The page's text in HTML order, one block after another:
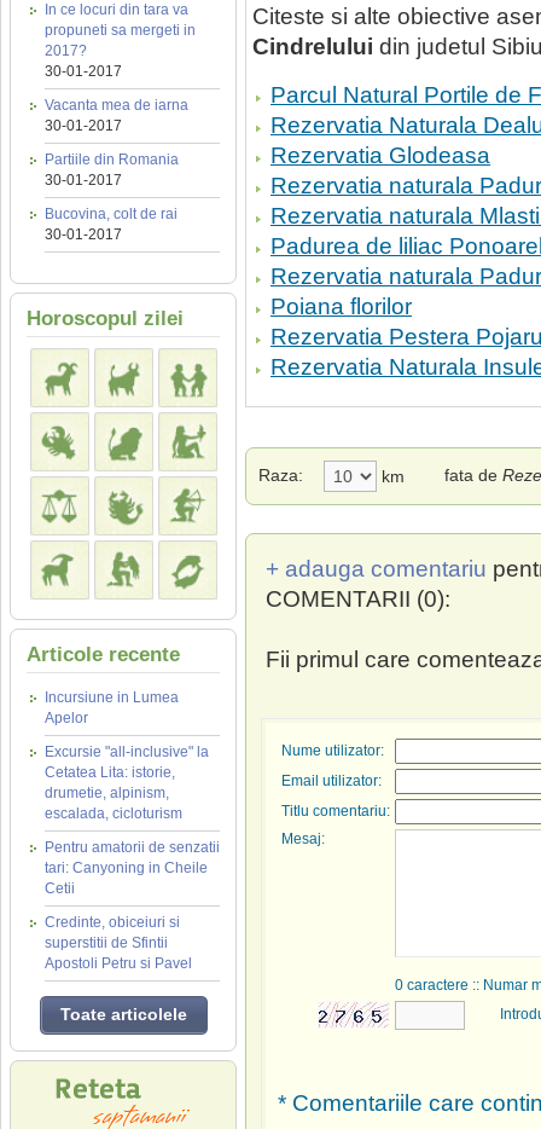
In ce locuri din tara va
propuneti sa mergeti in
2017?
30-01-2017
Vacanta mea de iarna
30-01-2017
Partiile din Romania
30-01-2017
Bucovina, colt de rai
30-01-2017
Horoscopul zilei
Articole recente
Incursiune in Lumea
Apelor
Excursie "all-inclusive" la
Cetatea Lita: istorie,
drumetie, alpinism,
escalada, cicloturism
Pentru amatorii de senzatii
tari: Canyoning in Cheile
Cetii
Credinte, obiceiuri si
superstitii de Sfintii
Apostoli Petru si Pavel
Toate articolele
Citeste si alte obiective
Cindrelului din judetul
Parcul Natural Portile de
Rezervatia Naturala
Rezervatia Glodeasa
Rezervatia naturala
Rezervatia naturala
Padurea de liliac
Rezervatia naturala
Poiana florilor
Rezervatia Pestera
Rezervatia Naturala
Raza: km fata de
+ adauga comentariu
COMENTARII (0):
Fii primul care
Nume utilizator:
Email utilizator:
Titlu comentariu:
Mesaj:
0 caractere :: Numar
* Comentariile care